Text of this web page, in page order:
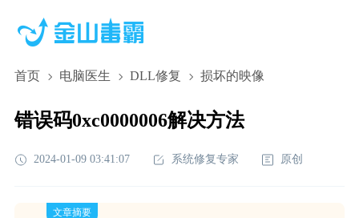
首页 电脑医生 DLL修复 损坏的映像
错误码0xc0000006解决方法
2024-01-09 03:41:07 系统修复专家 原创
文章摘要